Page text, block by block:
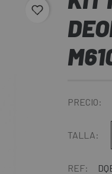
favorite_border
PRECIO:
TALLA:
REF: